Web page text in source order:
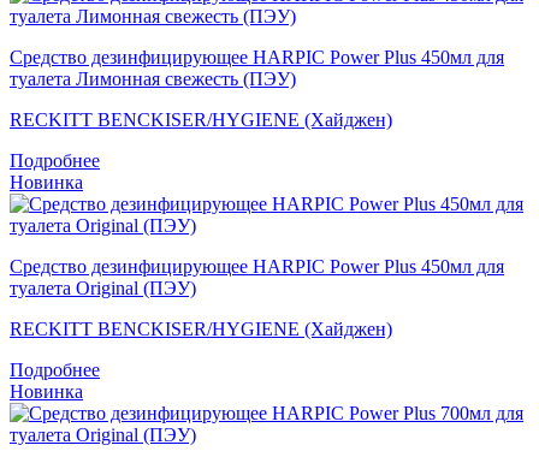
Средство дезинфицирующее HARPIC Power Plus 450мл для
туалета Лимонная свежесть (ПЭУ)
RECKITT BENCKISER/HYGIENE (Хайджен)
Подробнее
Новинка
Средство дезинфицирующее HARPIC Power Plus 450мл для
туалета Original (ПЭУ)
RECKITT BENCKISER/HYGIENE (Хайджен)
Подробнее
Новинка